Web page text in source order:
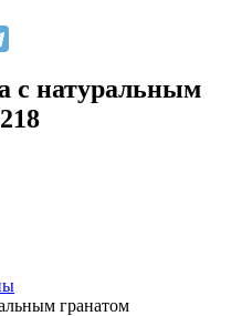
с натуральным
гранатом